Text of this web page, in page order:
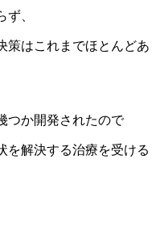
、
策はこれまでほとんどあ
つか開発されたので
を解決する治療を受ける